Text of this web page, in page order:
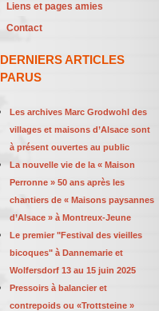
Liens et pages amies
Contact
DERNIERS ARTICLES
PARUS
Les archives Marc Grodwohl des
villages et maisons d’Alsace sont
à présent ouvertes au public
La nouvelle vie de la « Maison
Perronne » 50 ans après les
chantiers de « Maisons paysannes
d’Alsace » à Montreux-Jeune
Le premier "Festival des vieilles
bicoques" à Dannemarie et
Wolfersdorf 13 au 15 juin 2025
Pressoirs à balancier et
contrepoids ou «Trottsteine »